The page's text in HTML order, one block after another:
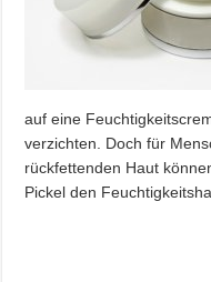
auf eine
verzichten. Doch für
rückfettenden Haut
Pickel den